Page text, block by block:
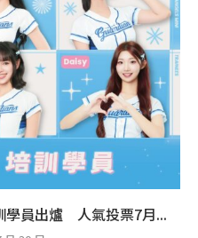
學員出爐 人氣投票7月...